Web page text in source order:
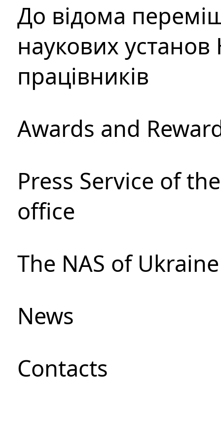
До відома
наукових установ
працівників
Awards and
Press Service of
office
The NAS of
News
Сontacts